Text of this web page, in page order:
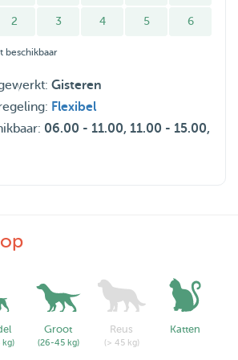
2 3 4 5 6
beschikbaar
Gisteren
Flexibel
06.00 - 11.00, 11.00 - 15.00,
kg)
Groot
(26-45 kg)
Reus
(> 45 kg)
Katten